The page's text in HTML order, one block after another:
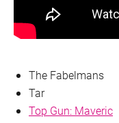
The Fabelmans
Tar
Top Gun: Maveric